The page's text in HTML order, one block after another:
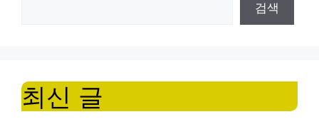
검색
최신 글